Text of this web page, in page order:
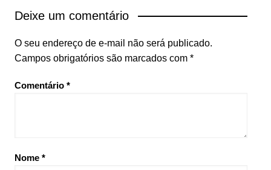
Deixe um comentário
O seu endereço de e-mail não será publicado.
Campos obrigatórios são marcados com *
Comentário *
Nome *